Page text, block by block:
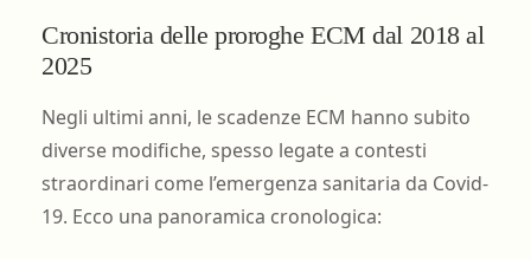
Cronistoria delle proroghe ECM dal 2018 al
2025
Negli ultimi anni, le scadenze ECM hanno subito
diverse modifiche, spesso legate a contesti
straordinari come l’emergenza sanitaria da Covid-
19. Ecco una panoramica cronologica: